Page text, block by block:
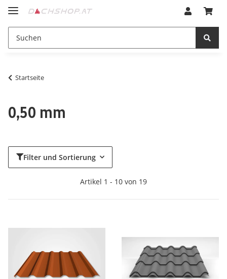
Startseite
0,50 mm
Filter und Sortierung
Artikel 1 - 10 von 19